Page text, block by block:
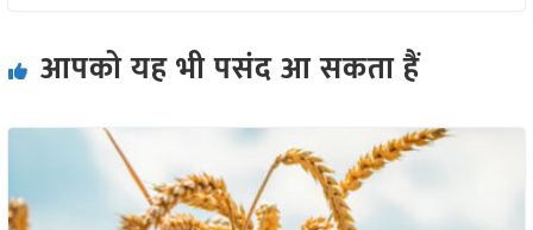
आपको यह भी पसंद आ सकता हैं